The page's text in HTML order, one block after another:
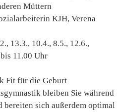
Müttern
KJH, Verena
13.3., 10.4., 8.5., 12.6.,
11.00 Uhr
Fit für die Geburt
bleiben Sie während
sich außerdem optimal